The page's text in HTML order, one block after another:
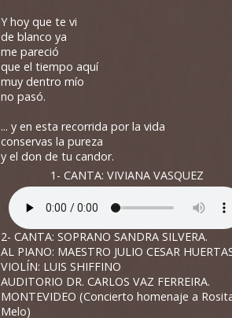
Y hoy que te vi
de blanco ya
me pareció
que el tiempo aquí
muy dentro mío
no pasó.
... y en esta recorrida por la vida
conservas la pureza
y el don de tu candor.
1- CANTA: VIVIANA VASQUEZ
2- CANTA: SOPRANO SANDRA SILVERA.
AL PIANO: MAESTRO JULIO CESAR
VIOLÍN: LUIS SHIFFINO
AUDITORIO DR. CARLOS VAZ FERREIRA.
MONTEVIDEO (Concierto homenaje a
Melo)